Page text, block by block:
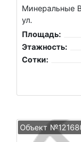
Минеральные
ул.
Площадь:
Этажность:
Сотки:
Объект